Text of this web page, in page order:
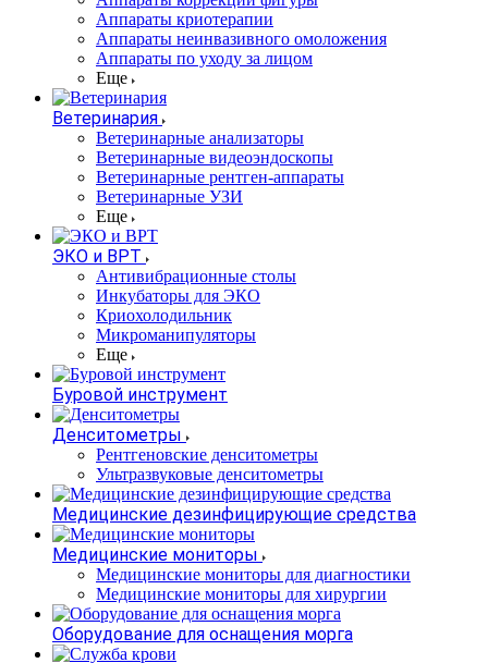
Аппараты криотерапии
Аппараты неинвазивного омоложения
Аппараты по уходу за лицом
Еще
Ветеринария
Ветеринарные анализаторы
Ветеринарные видеоэндоскопы
Ветеринарные рентген-аппараты
Ветеринарные УЗИ
Еще
ЭКО и ВРТ
Антивибрационные столы
Инкубаторы для ЭКО
Криохолодильник
Микроманипуляторы
Еще
Буровой инструмент
Денситометры
Рентгеновские денситометры
Ультразвуковые денситометры
Медицинские дезинфицирующие средства
Медицинские мониторы
Медицинские мониторы для диагностики
Медицинские мониторы для хирургии
Оборудование для оснащения морга